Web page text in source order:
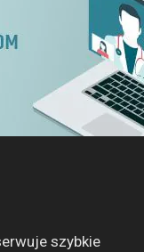
szybkie